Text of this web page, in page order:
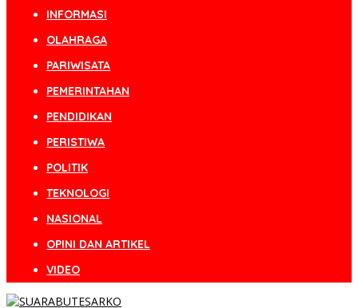
INFORMASI
OLAHRAGA
PARIWISATA
PEMERINTAHAN
PENDIDIKAN
PERISTIWA
POLITIK
TEKNOLOGI
NASIONAL
OPINI DAN ARTIKEL
VIDEO